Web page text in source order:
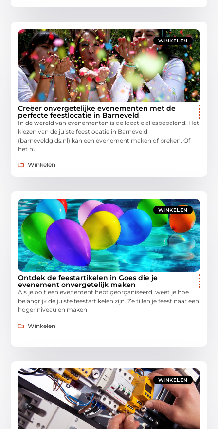
WINKELEN
Creëer onvergetelijke evenementen met de
perfecte feestlocatie in Barneveld
In de wereld van evenementen is de locatie allesbepalend. Het
kiezen van de juiste feestlocatie in Barneveld
(barneveldgids.nl) kan een evenement maken of breken. Of
het nu
Winkelen
WINKELEN
Ontdek de feestartikelen in Goes die je
evenement onvergetelijk maken
Als je ooit een evenement hebt georganiseerd, weet je hoe
belangrijk de juiste feestartikelen zijn. Ze tillen je feest naar een
hoger niveau en maken
Winkelen
WINKELEN